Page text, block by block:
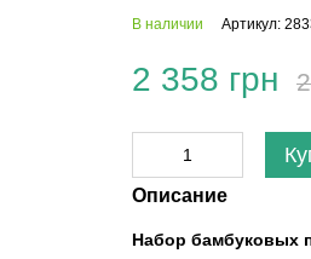
В наличии Артикул:
2 358 грн
Описание
Набор бамбуковых